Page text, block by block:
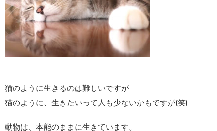
猫のように生きるのは難しいですが
猫のように、生きたいって人も少ないかもですが(笑)
動物は、本能のままに生きています。